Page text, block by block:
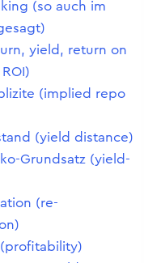
(so auch im
yield, return on
(implied repo
(yield distance)
Grundsatz (yield-
(re-